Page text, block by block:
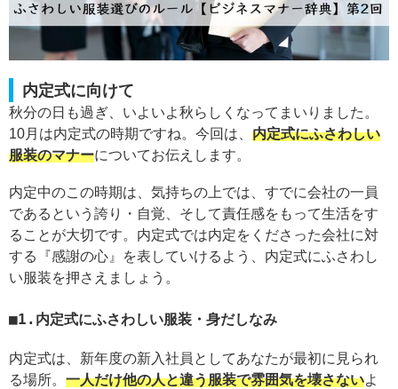
内定式に向けて
秋分の日も過ぎ、いよいよ秋らしくなってまいりました。
10月は内定式の時期ですね。今回は、 内定式にふさわしい
服装のマナーについてお伝えします。
内定中のこの時期は、気持ちの上では、すでに会社の一員
であるという誇り・自覚、そして責任感をもって生活をす
ることが大切です。内定式では内定をくださった会社に対
する『感謝の心』を表していけるよう、内定式にふさわし
い服装を押さえましょう。
1.内定式にふさわしい服装・身だしなみ
内定式は、新年度の新入社員としてあなたが最初に見られ
る場所。 一人だけ他の人と違う服装で雰囲気を壊さないよ